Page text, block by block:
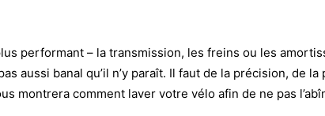
performant – la transmission, les freins ou les
aussi banal qu’il n’y paraît. Il faut de la précision, de
montrera comment laver votre vélo afin de ne pas